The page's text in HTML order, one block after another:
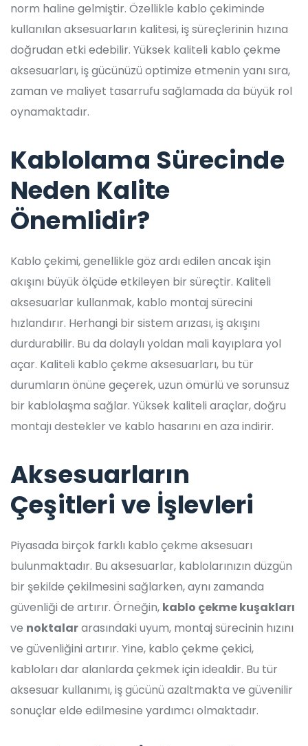
norm haline gelmiştir. Özellikle kablo çekiminde
kullanılan aksesuarların kalitesi, iş süreçlerinin hızına
doğrudan etki edebilir. Yüksek kaliteli kablo çekme
aksesuarları, iş gücünüzü optimize etmenin yanı sıra,
zaman ve maliyet tasarrufu sağlamada da büyük rol
oynamaktadır.
Kablolama Sürecinde
Neden Kalite
Önemlidir?
Kablo çekimi, genellikle göz ardı edilen ancak işin
akışını büyük ölçüde etkileyen bir süreçtir. Kaliteli
aksesuarlar kullanmak, kablo montaj sürecini
hızlandırır. Herhangi bir sistem arızası, iş akışını
durdurabilir. Bu da dolaylı yoldan mali kayıplara yol
açar. Kaliteli kablo çekme aksesuarları, bu tür
durumların önüne geçerek, uzun ömürlü ve sorunsuz
bir kablolaşma sağlar. Yüksek kaliteli araçlar, doğru
montajı destekler ve kablo hasarını en aza indirir.
Aksesuarların
Çeşitleri ve İşlevleri
Piyasada birçok farklı kablo çekme aksesuarı
bulunmaktadır. Bu aksesuarlar, kablolarınızın düzgün
bir şekilde çekilmesini sağlarken, aynı zamanda
güvenliği de artırır. Örneğin, kablo çekme kuşakları
ve noktalararasındaki uyum, montaj sürecinin hızını
ve güvenliğini artırır. Yine, kablo çekme çekici,
kabloları dar alanlarda çekmek için idealdir. Bu tür
aksesuar kullanımı, iş gücünü azaltmakta ve güvenilir
sonuçlar elde edilmesine yardımcı olmaktadır.